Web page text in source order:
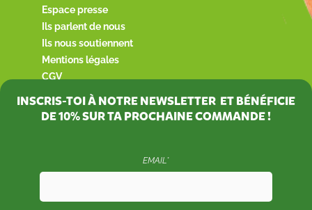
Espace presse
Ils parlent de nous
Ils nous soutiennent
Mentions légales
CGV
INSCRIS-TOI À NOTRE NEWSLETTER ET BÉNÉFICIE
DE10%SUR TA PROCHAINE COMMANDE !
EMAIL*